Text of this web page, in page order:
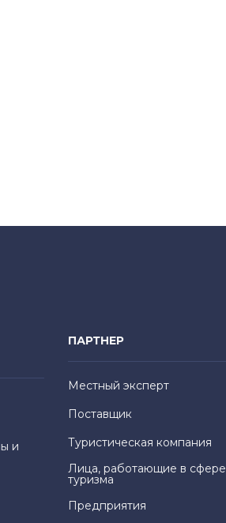
и
ПАРТНЕР
Местный эксперт
Поставщик
Туристическая компания
Лица, работающие в сфере
туризма
Предприятия